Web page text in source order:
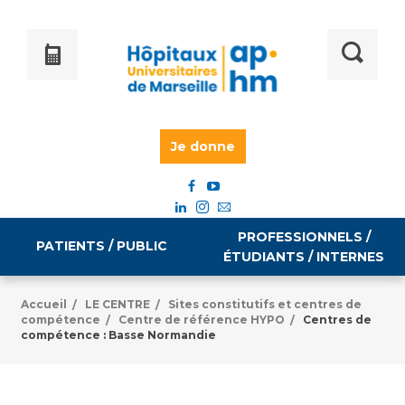
Je donne
PATIENTS / PUBLIC
Informations pratiques
PROFESSIONNELS /
ÉTUDIANTS / INTERNES
Égalité professionnelle
Accueil / LE CENTRE /
Sites constitutifs et centres de
compétence / Centre de référence HYPO /
Centres de
compétence : Basse Normandie